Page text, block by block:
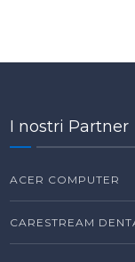
I nostri Partner
ACER COMPUTER
CARESTREAM